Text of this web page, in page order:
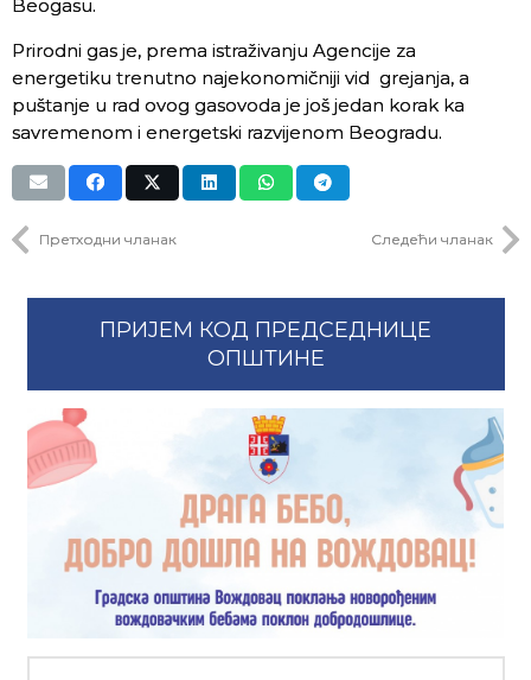
Beogasu.
Prirodni gas je, prema istraživanju Agencije za
energetiku trenutno najekonomičniji vid grejanja, a
puštanje u rad ovog gasovoda je još jedan korak ka
savremenom i energetski razvijenom Beogradu.
Претходни чланак Следећи чланак
ПРИЈЕМ КОД ПРЕДСЕДНИЦЕ
ОПШТИНЕ